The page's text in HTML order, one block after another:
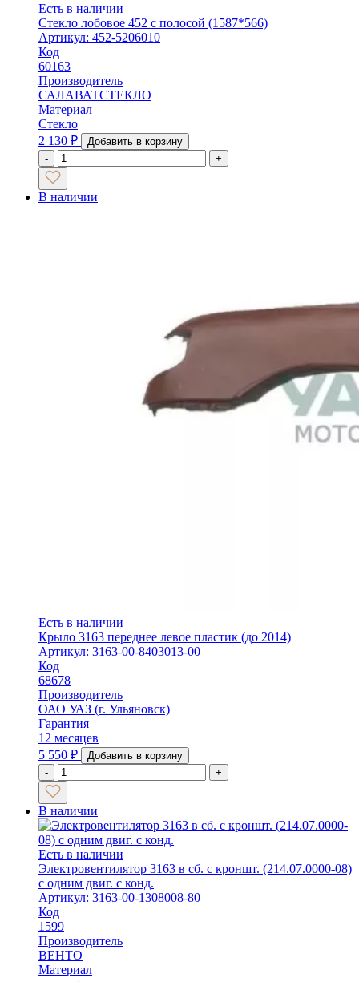
Есть в наличии
Стекло лобовое 452 с полосой (1587*566)
Артикул: 452-5206010
Код
60163
Производитель
САЛАВАТСТЕКЛО
Материал
Стекло
2 130 ₽
Добавить в корзину
-
+
В наличии
Есть в наличии
Крыло 3163 переднее левое пластик (до 2014)
Артикул: 3163-00-8403013-00
Код
68678
Производитель
ОАО УАЗ (г. Ульяновск)
Гарантия
12 месяцев
5 550 ₽
Добавить в корзину
-
+
В наличии
Есть в наличии
Электровентилятор 3163 в сб. с кроншт. (214.07.0000-08)
с одним двиг. с конд.
Артикул: 3163-00-1308008-80
Код
1599
Производитель
ВЕНТО
Материал